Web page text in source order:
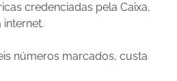
credenciadas pela Caixa,
números marcados, custa